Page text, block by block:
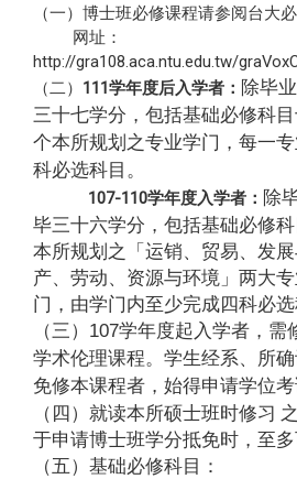
（一）博士班必修课程请参阅台大
网址：
http://gra108.aca.ntu.edu.tw/
（二） 111学年度后入学者： 除毕
三十七学分，包括基础必修科
个本所规划之专业学门，每一
科必选科目。
107-110学年度入学者： 除
毕三十六学分，包括基础必修
本所规划之「运销、贸易、发
产、劳动、资源与环境」两大
门，由学门内至少完成四科必选
（三） 107学年度起入学者，需
学术伦理课程。学生经系、所
免修本课程者，始得申请学位考
（四）就读本所硕士班时修习
于申请博士班学分抵免时，至多
（五）基础必修科目：